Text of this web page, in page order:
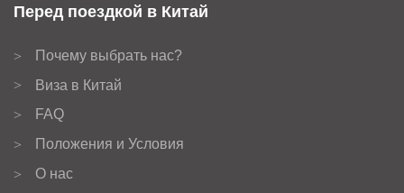
Перед поездкой в Китай
>
Почему выбрать нас?
>
Виза в Китай
>
FAQ
>
Положения и Условия
>
О нас